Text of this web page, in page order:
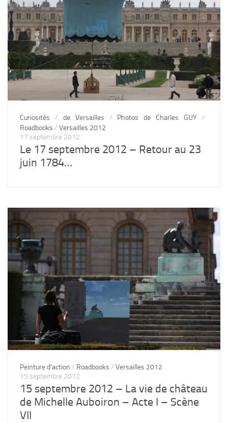
Curiosités / de Versailles / Photos de Charles GUY /
Roadbooks / Versailles 2012
17 septembre 2012
Le 17 septembre 2012 – Retour au 23
juin 1784…
Peinture d'action / Roadbooks / Versailles 2012
15 septembre 2012
15 septembre 2012 – La vie de château
de Michelle Auboiron – Acte I – Scène
VII